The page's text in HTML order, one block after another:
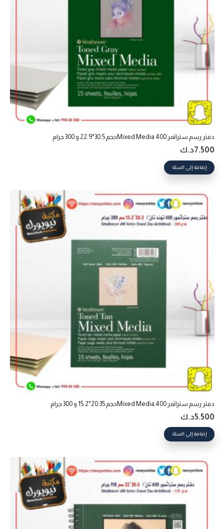
دفتر رسم ستراثمر 400 Mixed Mediaحجم 30.5*22.9 و 300 جرام
7.500د.ك
إضافة إلى السلة
دفتر رسم ستراثمر 400 Mixed Mediaحجم 20.35*15.2 و 300 جرام
5.500د.ك
إضافة إلى السلة